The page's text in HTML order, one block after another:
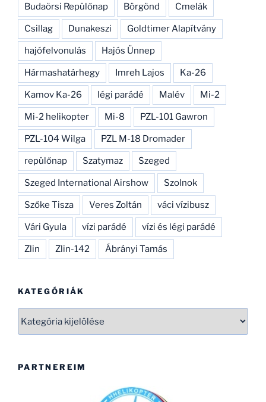
Budaörsi Repülőnap Börgönd Cmelák
Csillag Dunakeszi Goldtimer Alapítvány
hajófelvonulás Hajós Ünnep
Hármashatárhegy Imreh Lajos Ka-26
Kamov Ka-26 légi parádé Malév Mi-2
Mi-2 helikopter Mi-8 PZL-101 Gawron
PZL-104 Wilga PZL M-18 Dromader
repülőnap Szatymaz Szeged
Szeged International Airshow Szolnok
Szőke Tisza Veres Zoltán váci vízibusz
Vári Gyula vízi parádé vízi és légi parádé
Zlin Zlin-142 Ábrányi Tamás
KATEGÓRIÁK
PARTNEREIM